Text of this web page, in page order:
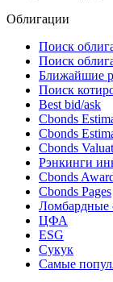
Облигации
Поиск
Поиск
Ближайшие
Поиск
Best bid/ask
Cbonds
Cbonds
Cbonds
Рэнкинги
Cbonds
Cbonds Pages
Ломбардные
ЦФА
ESG
Сукук
Самые